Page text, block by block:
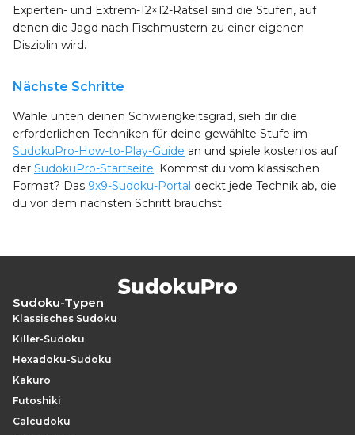
Experten- und Extrem-12×12-Rätsel sind die Stufen, auf
denen die Jagd nach Fischmustern zu einer eigenen
Disziplin wird.
Nächste Schritte
Wähle unten deinen Schwierigkeitsgrad, sieh dir die
erforderlichen Techniken für deine gewählte Stufe im
SudokuPro-How-to-Play-Guide an und spiele kostenlos auf
der SudokuPro-Startseite. Kommst du vom klassischen
Format? Das 9x9-Sudoku-Portal deckt jede Technik ab, die
du vor dem nächsten Schritt brauchst.
Sudoku-Typen
Klassisches Sudoku
Killer-Sudoku
Hexadoku-Sudoku
Kakuro
Futoshiki
Calcudoku